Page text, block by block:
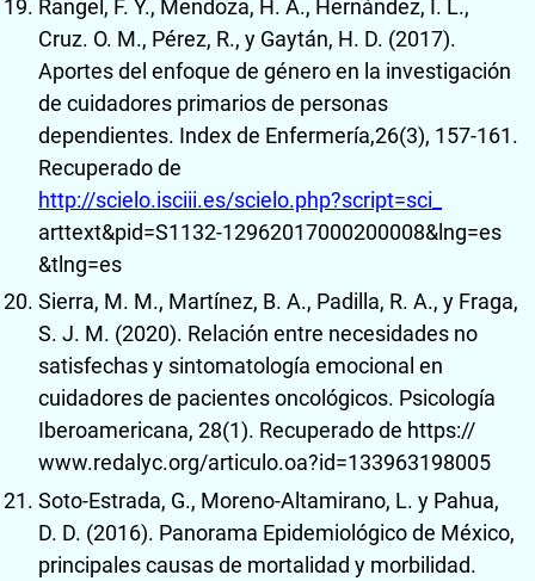
Rangel, F. Y., Mendoza, H. A., Hernández, I. L.,
Cruz. O. M., Pérez, R., y Gaytán, H. D. (2017).
Aportes del enfoque de género en la investigación
de cuidadores primarios de personas
dependientes. Index de Enfermería,26(3), 157-161.
Recuperado de
http://scielo.isciii.es/scielo.php?script=sci_
arttext&pid=S1132-12962017000200008&lng=es
&tlng=es
Sierra, M. M., Martínez, B. A., Padilla, R. A., y Fraga,
S. J. M. (2020). Relación entre necesidades no
satisfechas y sintomatología emocional en
cuidadores de pacientes oncológicos. Psicología
Iberoamericana, 28(1). Recuperado de https://
www.redalyc.org/articulo.oa?id=133963198005
Soto-Estrada, G., Moreno-Altamirano, L. y Pahua,
D. D. (2016). Panorama Epidemiológico de México,
principales causas de mortalidad y morbilidad.